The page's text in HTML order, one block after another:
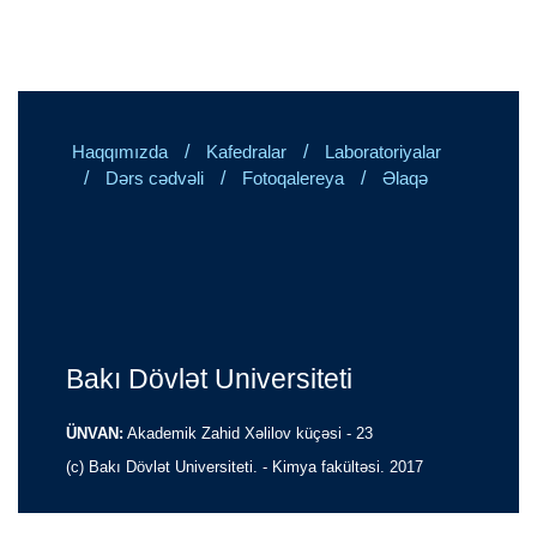
Haqqımızda / Kafedralar / Laboratoriyalar
/ Dərs cədvəli / Fotoqalereya / Əlaqə
Bakı Dövlət Universiteti
ÜNVAN: Akademik Zahid Xəlilov küçəsi - 23
(c) Bakı Dövlət Universiteti. - Kimya fakültəsi. 2017